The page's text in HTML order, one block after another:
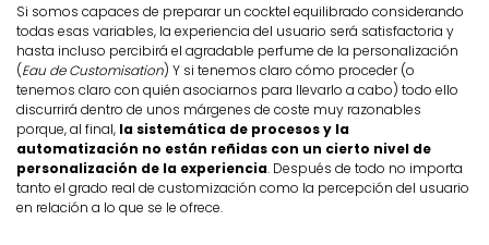
Si somos capaces de preparar un cocktel equilibrado considerando
todas esas variables, la experiencia del usuario será satisfactoria y
hasta incluso percibirá el agradable perfume de la personalización
(Eau de Customisation) Y si tenemos claro cómo proceder (o
tenemos claro con quién asociarnos para llevarlo a cabo) todo ello
discurrirá dentro de unos márgenes de coste muy razonables
porque, al final, la sistemática de procesos y la
automatización no están reñidas con un cierto nivel de
personalización de la experiencia. Después de todo no importa
tanto el grado real de customización como la percepción del usuario
en relación a lo que se le ofrece.